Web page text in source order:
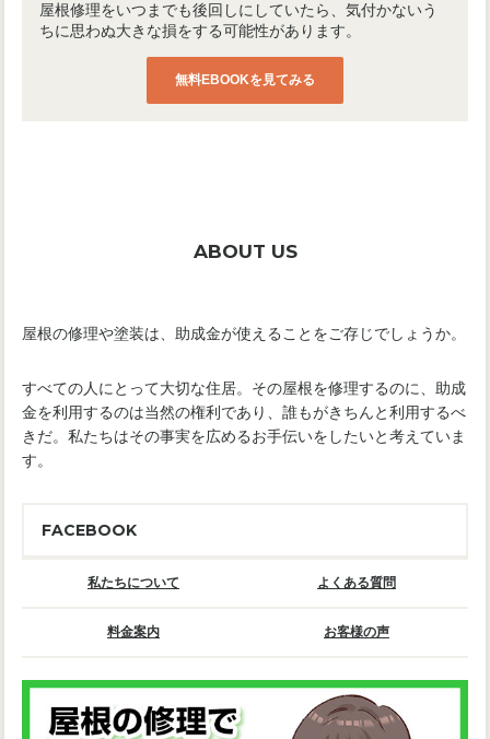
屋根修理をいつまでも後回しにしていたら、気付かないう
ちに思わぬ大きな損をする可能性があります。
無料EBOOKを見てみる
ABOUT US
屋根の修理や塗装は、助成金が使えることをご存じでしょうか。
すべての人にとって大切な住居。その屋根を修理するのに、助成
金を利用するのは当然の権利であり、誰もがきちんと利用するべ
きだ。私たちはその事実を広めるお手伝いをしたいと考えていま
す。
FACEBOOK
私たちについて よくある質問
料金案内 お客様の声